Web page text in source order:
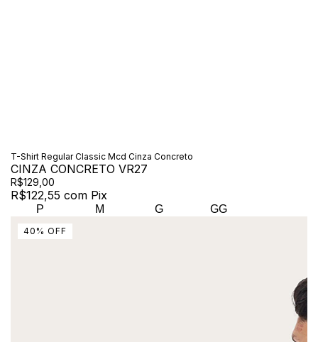
T-Shirt Regular Classic Mcd Cinza Concreto
CINZA CONCRETO VR27
R$129,00
R$122,55 com Pix
P M G GG
40 % OFF